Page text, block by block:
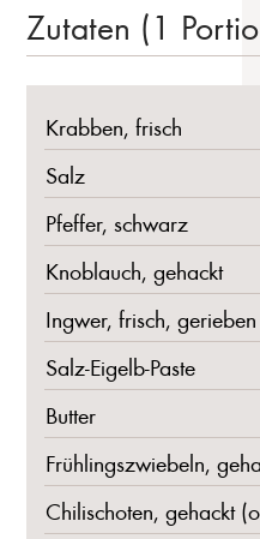
Zutaten (1
Krabben, frisch
Salz
Pfeffer, schwarz
Knoblauch, gehackt
Ingwer, frisch, gerieben
Salz-Eigelb-Paste
Butter
Frühlingszwiebeln,
Chilischoten, gehackt